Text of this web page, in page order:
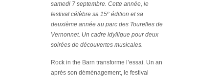
samedi 7 septembre. Cette année, le
festival célèbre sa 15e édition et sa
deuxième année au parc des Tourelles de
Vernonnet. Un cadre idyllique pour deux
soirées de découvertes musicales.
Rock in the Barn transforme l’essai. Un an
après son déménagement, le festival